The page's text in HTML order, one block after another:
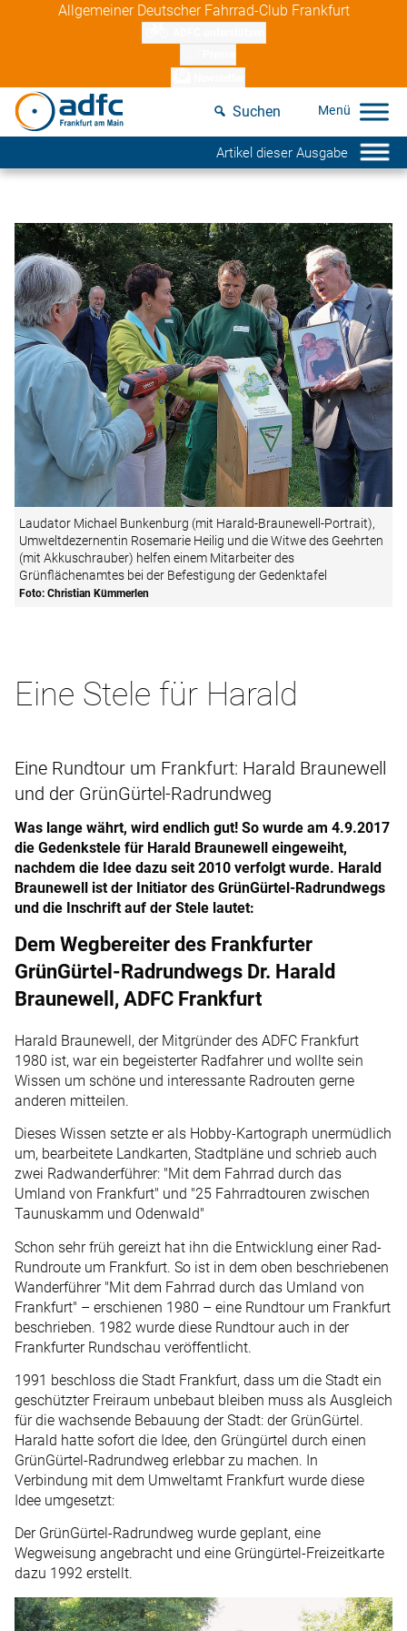
Allgemeiner Deutscher Fahrrad-Club Frankfurt
Suchen
Artikel dieser Ausgabe
Laudator Michael Bunkenburg (mit Harald-Braunewell-Portrait),
Umweltdezernentin Rosemarie Heilig und die Witwe des Geehrten
(mit Akkuschrauber) helfen einem Mitarbeiter des
Grünflächenamtes bei der Befestigung der Gedenktafel
Foto: Christian Kümmerlen
Eine Stele für Harald
Eine Rundtour um Frankfurt: Harald Braunewell
und der GrünGürtel-Radrundweg
Was lange währt, wird endlich gut! So wurde am 4.9.2017
die Gedenkstele für Harald Braunewell eingeweiht,
nachdem die Idee dazu seit 2010 verfolgt wurde. Harald
Braunewell ist der Initiator des GrünGürtel-Radrundwegs
und die Inschrift auf der Stele lautet:
Dem Wegbereiter des Frankfurter
GrünGürtel-Radrundwegs Dr. Harald
Braunewell, ADFC Frankfurt
Harald Braunewell, der Mitgründer des ADFC Frankfurt
1980 ist, war ein begeisterter Radfahrer und wollte sein
Wissen um schöne und interessante Radrouten gerne
anderen mitteilen.
Dieses Wissen setzte er als Hobby-Kartograph unermüdlich
um, bearbeitete Landkarten, Stadtpläne und schrieb auch
zwei Radwanderführer: "Mit dem Fahrrad durch das
Umland von Frankfurt" und "25 Fahrradtouren zwischen
Taunuskamm und Odenwald"
Schon sehr früh gereizt hat ihn die Entwicklung einer Rad-
Rundroute um Frankfurt. So ist in dem oben beschriebenen
Wanderführer "Mit dem Fahrrad durch das Umland von
Frankfurt" – erschienen 1980 – eine Rundtour um Frankfurt
beschrieben. 1982 wurde diese Rundtour auch in der
Frankfurter Rundschau veröffentlicht.
1991 beschloss die Stadt Frankfurt, dass um die Stadt ein
geschützter Freiraum unbebaut bleiben muss als Ausgleich
für die wachsende Bebauung der Stadt: der GrünGürtel.
Harald hatte sofort die Idee, den Grüngürtel durch einen
GrünGürtel-Radrundweg erlebbar zu machen. In
Verbindung mit dem Umweltamt Frankfurt wurde diese
Idee umgesetzt:
Der GrünGürtel-Radrundweg wurde geplant, eine
Wegweisung angebracht und eine Grüngürtel-Freizeitkarte
dazu 1992 erstellt.